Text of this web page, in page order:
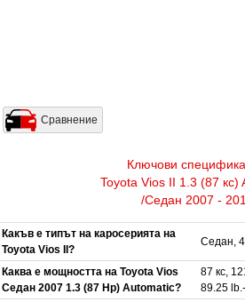
Сравнение
Ключови
Toyota Vios II 1.3 (87 кс)
/Седан 2007 -
Какъв е типът на каросерията на
Toyota Vios II?
Седан,
Каква е мощността на Toyota Vios
Седан 2007 1.3 (87 Hp) Automatic?
87 кс,
89.25